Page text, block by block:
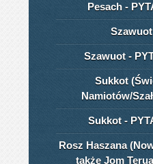
Pesach -
Szawuot
Szawuot -
Sukkot
Namiotów/
Sukkot -
Rosz Haszana
także Jom